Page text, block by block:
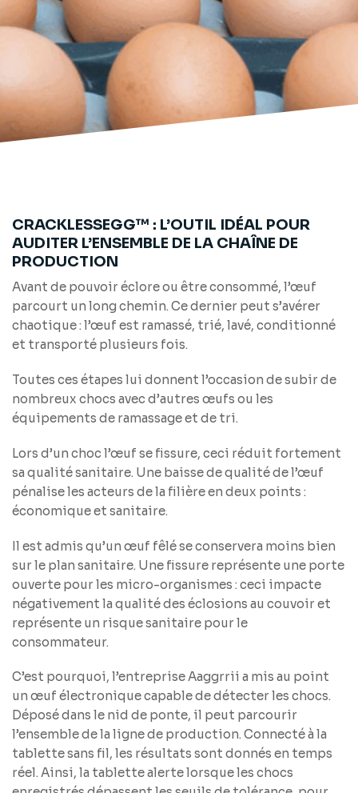
CRACKLESSEGG™ : L’OUTIL IDÉAL POUR
AUDITER L’ENSEMBLE DE LA CHAÎNE DE
PRODUCTION
Avant de pouvoir éclore ou être consommé, l’œuf
parcourt un long chemin. Ce dernier peut s’avérer
chaotique : l’œuf est ramassé, trié, lavé, conditionné
et transporté plusieurs fois.
Toutes ces étapes lui donnent l’occasion de subir de
nombreux chocs avec d’autres œufs ou les
équipements de ramassage et de tri.
Lors d’un choc l’œuf se fissure, ceci réduit fortement
sa qualité sanitaire. Une baisse de qualité de l’œuf
pénalise les acteurs de la filière en deux points :
économique et sanitaire.
Il est admis qu’un œuf fêlé se conservera moins bien
sur le plan sanitaire. Une fissure représente une porte
ouverte pour les micro-organismes : ceci impacte
négativement la qualité des éclosions au couvoir et
représente un risque sanitaire pour le
consommateur.
C’est pourquoi, l’entreprise Aaggrrii a mis au point
un œuf électronique capable de détecter les chocs.
Déposé dans le nid de ponte, il peut parcourir
l’ensemble de la ligne de production. Connecté à la
tablette sans fil, les résultats sont donnés en temps
réel. Ainsi, la tablette alerte lorsque les chocs